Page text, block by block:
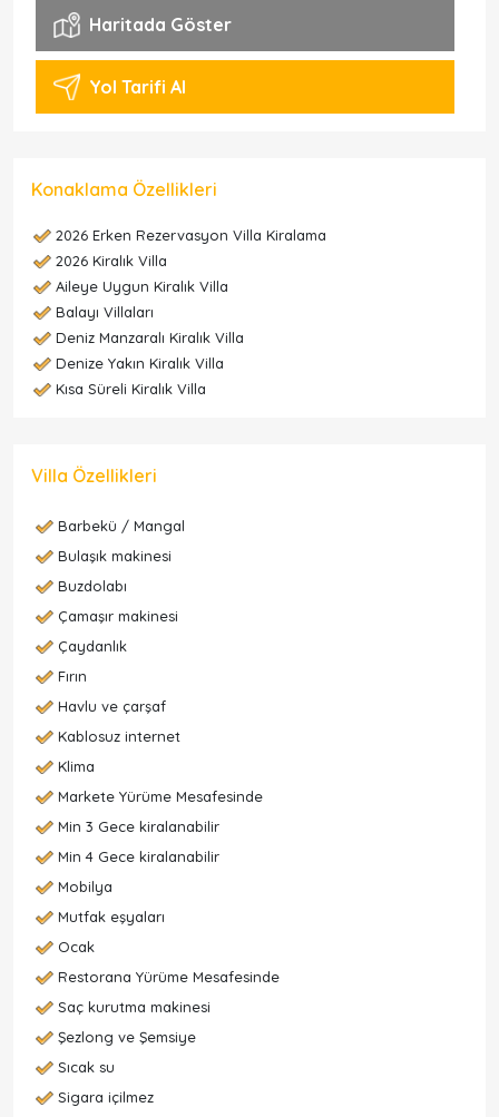
Haritada Göster
Yol Tarifi Al
Konaklama Özellikleri
2026 Erken Rezervasyon Villa Kiralama
2026 Kiralık Villa
Aileye Uygun Kiralık Villa
Balayı Villaları
Deniz Manzaralı Kiralık Villa
Denize Yakın Kiralık Villa
Kısa Süreli Kiralık Villa
Villa Özellikleri
Barbekü / Mangal
Bulaşık makinesi
Buzdolabı
Çamaşır makinesi
Çaydanlık
Fırın
Havlu ve çarşaf
Kablosuz internet
Klima
Markete Yürüme Mesafesinde
Min 3 Gece kiralanabilir
Min 4 Gece kiralanabilir
Mobilya
Mutfak eşyaları
Ocak
Restorana Yürüme Mesafesinde
Saç kurutma makinesi
Şezlong ve Şemsiye
Sıcak su
Sigara içilmez